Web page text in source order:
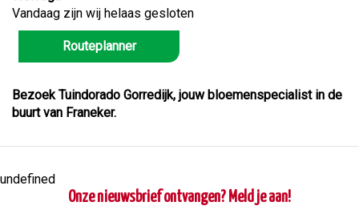
Vandaag zijn wij helaas gesloten
Routeplanner
Bezoek Tuindorado Gorredijk, jouw bloemenspecialist in de
buurt van Franeker.
undefined
Onze nieuwsbrief ontvangen? Meld je aan!